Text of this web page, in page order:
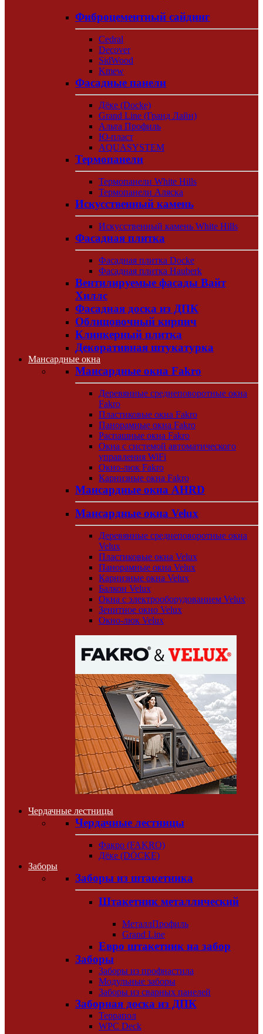
Фиброцементный сайдинг
Cedral
Decover
SidWood
Kmew
Фасадные панели
Дёке (Docke)
Grand Line (Гранд Лайн)
Альта Профиль
Ю-пласт
AQUASYSTEM
Термопанели
Термопанели White Hills
Термопанели Аляска
Искусственный камень
Искусственный камень White Hills
Фасадная плитка
Фасадная плитка Docke
Фасадная плитка Hauberk
Вентилируемые фасады Вайт
Хиллс
Фасадная доска из ДПК
Облицовочный кирпич
Клинкерный плитка
Декоративная штукатурка
Мансардные окна
Мансардные окна Fakro
Деревянные среднеповоротные окна
Fakro
Пластиковые окна Fakro
Панорамные окна Fakro
Распашные окна Fakro
Окна с системой автоматического
управления WiFi
Окно-люк Fakro
Карнизные окна Fakro
Мансардные окна AHRD
Мансардные окна Velux
Деревянные среднеповоротные окна
Velux
Пластиковые окна Velux
Панорамные окна Velux
Карнизные окна Velux
Балкон Velux
Окна с электрооборудованием Velux
Зенитное окно Velux
Окно-люк Velux
Чердачные лестницы
Чердачные лестницы
Факро (FAKRO)
Дёке (DÖCKE)
Заборы
Заборы из штакетника
Штакетник металлический
МеталлПрофиль
Grand Line
Евро штакетник на забор
Заборы
Заборы из профнастила
Модульные заборы
Заборы из сварных панелей
Заборная доска из ДПК
Террапол
WPC Deck